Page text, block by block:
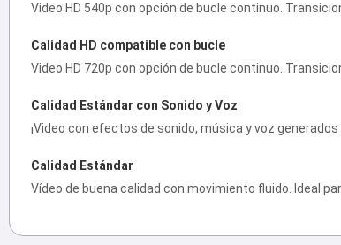
Video HD 540p con opción de bucle continuo.
Calidad HD compatible con bucle
Video HD 720p con opción de bucle continuo.
Calidad Estándar con Sonido y Voz
¡Video con efectos de sonido, música y voz
Calidad Estándar
Vídeo de buena calidad con movimiento fluido. Ideal